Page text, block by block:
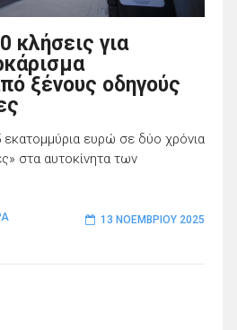
κλήσεις για
ξένους οδηγούς
ευρώ σε δύο χρόνια
στα αυτοκίνητα των
13 ΝΟΕΜΒΡΊΟΥ 2025